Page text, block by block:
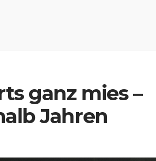
ganz mies –
Jahren